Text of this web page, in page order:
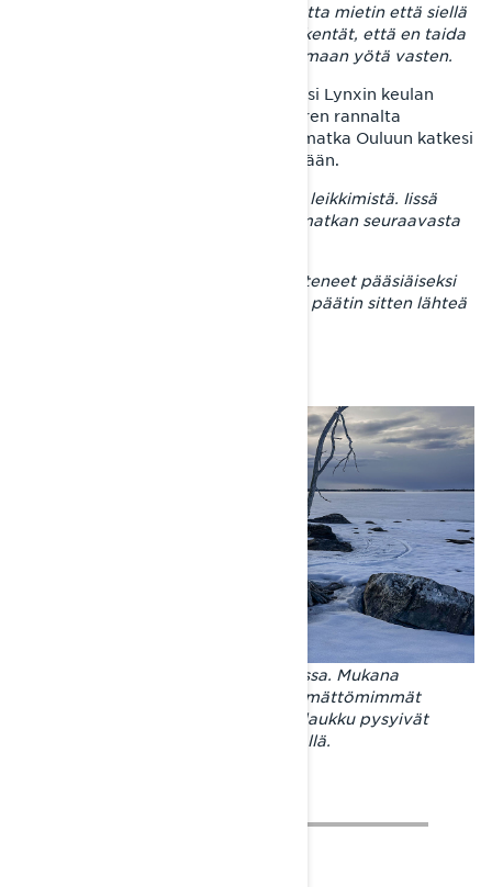
pidettyyn Tulppioon itäkairassa, mutta mietin että siellä
on varmasti niin huonot puhelimen kentät, että en taida
uskaltaa lähteä sinne yksin seikkailemaan yötä vasten.
Rovaniemellä yövyttyään Joni käänsi Lynxin keulan
Ranuan kautta kohti Oulua. Perämeren rannalta
matkamies suuntasi yöksi Iihin, kun matka Ouluun katkesi
Iin ja Oulun välillä olevaan veneväylään.
– Sulien vesien kanssa ei talvella ole leikkimistä. Iissä
levättyään kirkastui kulkijan ajatus matkan seuraavasta
– Ajattelin että kaikki muut ovat lähteneet pääsiäiseksi
kelkkailemaan pohjoiseen, niin minä päätin sitten lähteä
Erämainen Inarijärvi kylpee iltavalossa. Mukana
seikkailulla kulki vain kaikkein välttämättömimmät
tavarat. Varabensa, lisäöljy ja LinQ-laukku pysyivät
tukevasti Xterrain RE:n tunnelin päällä.